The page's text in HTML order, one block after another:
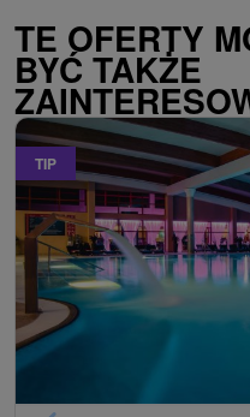
TE OFERTY
BYĆ TAKŻE
TIP